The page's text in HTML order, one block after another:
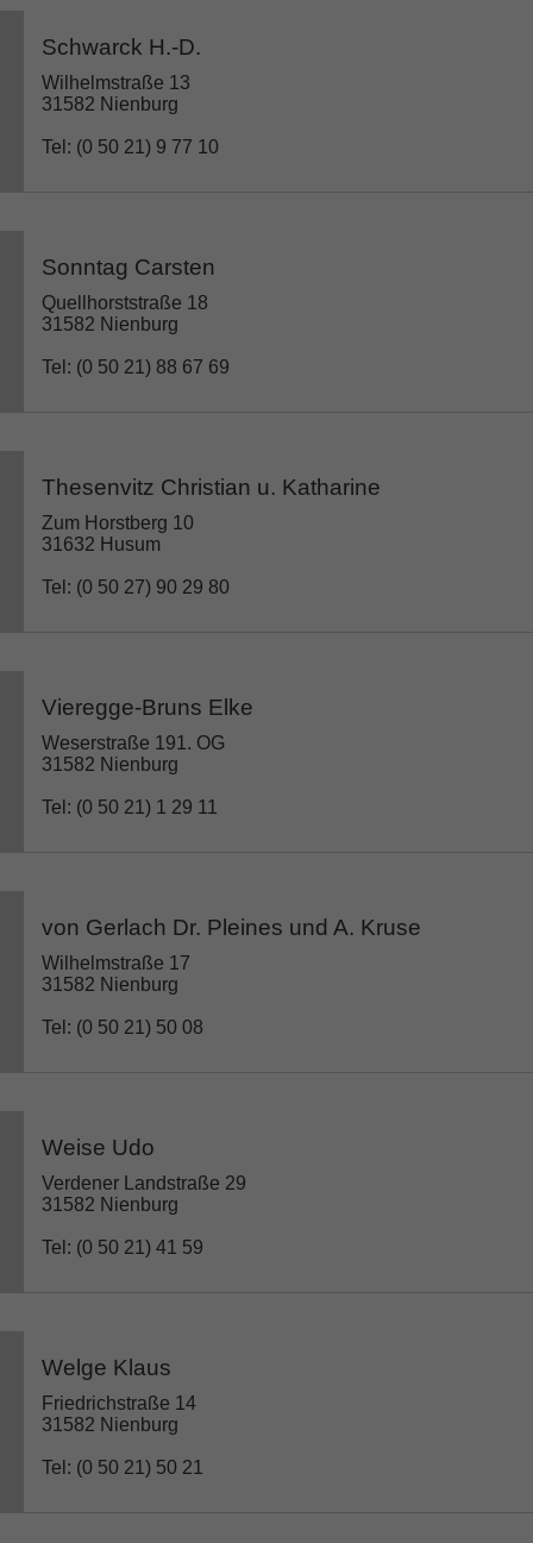
Schwarck H.-D.
Wilhelmstraße 13
31582 Nienburg
Tel: (0 50 21) 9 77 10
Sonntag Carsten
Quellhorststraße 18
31582 Nienburg
Tel: (0 50 21) 88 67 69
Thesenvitz Christian u. Katharine
Zum Horstberg 10
31632 Husum
Tel: (0 50 27) 90 29 80
Vieregge-Bruns Elke
Weserstraße 191. OG
31582 Nienburg
Tel: (0 50 21) 1 29 11
von Gerlach Dr. Pleines und A. Kruse
Wilhelmstraße 17
31582 Nienburg
Tel: (0 50 21) 50 08
Weise Udo
Verdener Landstraße 29
31582 Nienburg
Tel: (0 50 21) 41 59
Welge Klaus
Friedrichstraße 14
31582 Nienburg
Tel: (0 50 21) 50 21